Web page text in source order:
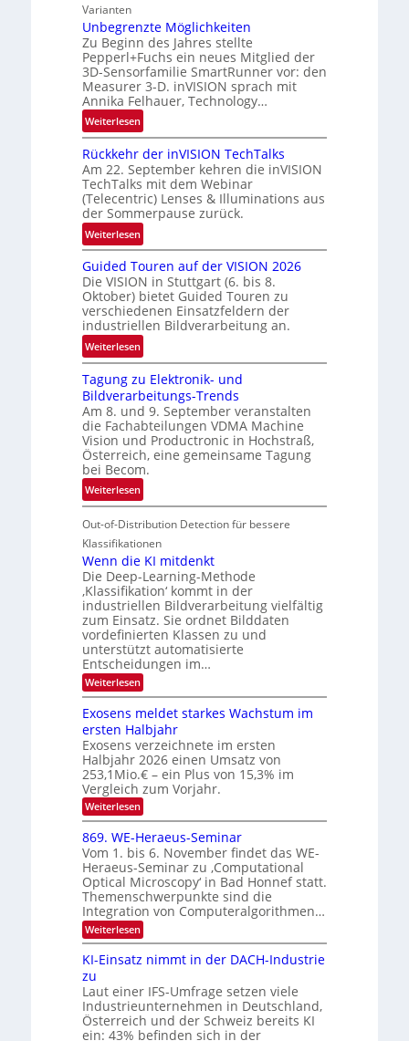
-
R
u
n
d
e
N
e
w
s
‘
Varianten
Unbegrenzte Möglichkeiten
Zu Beginn des Jahres stellte
Pepperl+Fuchs ein neues Mitglied der
3D-Sensorfamilie SmartRunner vor: den
Measurer 3-D. inVISION sprach mit
Annika Felhauer, Technology…
Weiterlesen:
U
n
b
e
g
r
e
z
t
e
M
ö
g
l
i
c
h
k
e
t
e
Rückkehr der inVISION TechTalks
Am 22. September kehren die inVISION
TechTalks mit dem Webinar
(Telecentric) Lenses & Illuminations aus
der Sommerpause zurück.
Weiterlesen:
R
ü
c
k
k
e
h
d
e
r
i
n
V
I
S
I
O
N
T
e
c
h
T
a
l
k
s
Guided Touren auf der VISION 2026
Die VISION in Stuttgart (6. bis 8.
Oktober) bietet Guided Touren zu
verschiedenen Einsatzfeldern der
industriellen Bildverarbeitung an.
Weiterlesen:
G
u
i
d
e
d
T
o
u
r
n
a
u
d
e
r
V
I
S
I
O
N
2
0
2
6
Tagung zu Elektronik- und
Bildverarbeitungs-Trends
Am 8. und 9. September veranstalten
die Fachabteilungen VDMA Machine
Vision und Productronic in Hochstraß,
Österreich, eine gemeinsame Tagung
bei Becom.
Weiterlesen:
T
a
g
u
n
g
z
u
E
l
e
k
t
r
o
n
i
k
-
u
n
d
B
i
l
d
v
r
a
r
Out-of-Distribution Detection für bessere
Klassifikationen
Wenn die KI mitdenkt
Die Deep-Learning-Methode
‚Klassifikation‘ kommt in der
industriellen Bildverarbeitung vielfältig
zum Einsatz. Sie ordnet Bilddaten
vordefinierten Klassen zu und
unterstützt automatisierte
Entscheidungen im…
Weiterlesen:
W
n
n
d
i
e
K
I
m
i
t
e
n
k
t
Exosens meldet starkes Wachstum im
ersten Halbjahr
Exosens verzeichnete im ersten
Halbjahr 2026 einen Umsatz von
253,1Mio.€ – ein Plus von 15,3% im
Vergleich zum Vorjahr.
Weiterlesen:
E
x
o
s
e
n
s
m
e
l
d
e
t
a
r
k
869. WE-Heraeus-Seminar
Vom 1. bis 6. November findet das WE-
Heraeus-Seminar zu ‚Computational
Optical Microscopy‘ in Bad Honnef statt.
Themenschwerpunkte sind die
Integration von Computeralgorithmen…
Weiterlesen:
8
9
W
E
-
H
KI-Einsatz nimmt in der DACH-Industrie
zu
Laut einer IFS-Umfrage setzen viele
Industrieunternehmen in Deutschland,
Österreich und der Schweiz bereits KI
ein: 43% befinden sich in der